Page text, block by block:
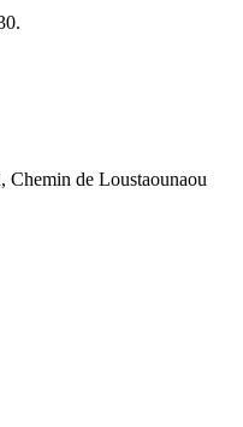
Chemin de Loustaounaou